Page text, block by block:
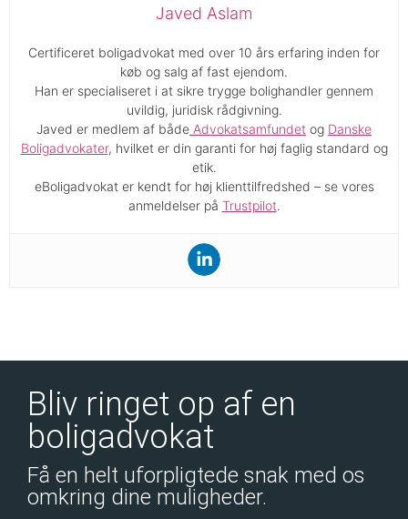
Javed Aslam
Certificeret boligadvokat med over 10 års erfaring inden for
køb og salg af fast ejendom.
Han er specialiseret i at sikre trygge bolighandler gennem
uvildig, juridisk rådgivning.
Javed er medlem af både Advokatsamfundet og Danske
Boligadvokater, hvilket er din garanti for høj faglig standard og
etik.
eBoligadvokat er kendt for høj klienttilfredshed – se vores
anmeldelser på Trustpilot.
Bliv ringet op af en
boligadvokat
Få en helt uforpligtede snak med os
omkring dine muligheder.